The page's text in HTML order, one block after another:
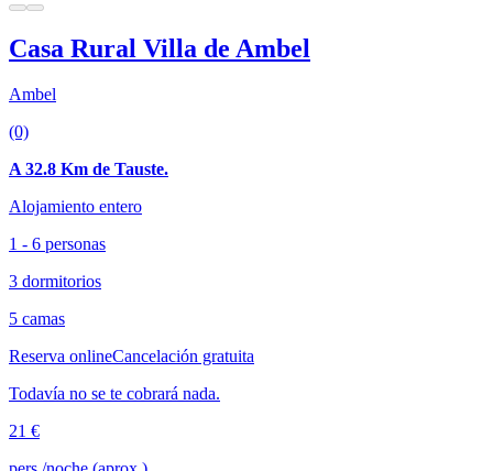
Casa Rural Villa de Ambel
Ambel
(0)
A 32.8 Km de Tauste.
Alojamiento entero
1 - 6 personas
3 dormitorios
5 camas
Reserva onlineCancelación gratuita
Todavía no se te cobrará nada.
21 €